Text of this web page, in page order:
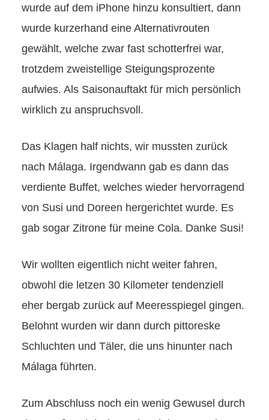
wurde auf dem iPhone hinzu konsultiert, dann
wurde kurzerhand eine Alternativrouten
gewählt, welche zwar fast schotterfrei war,
trotzdem zweistellige Steigungsprozente
aufwies. Als Saisonauftakt für mich persönlich
wirklich zu anspruchsvoll.
Das Klagen half nichts, wir mussten zurück
nach Málaga. Irgendwann gab es dann das
verdiente Buffet, welches wieder hervorragend
von Susi und Doreen hergerichtet wurde. Es
gab sogar Zitrone für meine Cola. Danke Susi!
Wir wollten eigentlich nicht weiter fahren,
obwohl die letzen 30 Kilometer tendenziell
eher bergab zurück auf Meeresspiegel gingen.
Belohnt wurden wir dann durch pittoreske
Schluchten und Täler, die uns hinunter nach
Málaga führten.
Zum Abschluss noch ein wenig Gewusel durch